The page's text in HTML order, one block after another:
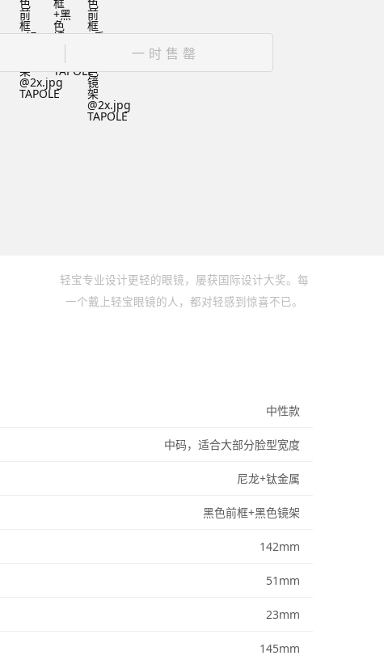
一时售罄
轻宝专业设计更轻的眼镜，屡获国际设计大奖。每
一个戴上轻宝眼镜的人，都对轻感到惊喜不已。
中性款
中码，适合大部分脸型宽度
尼龙+钛金属
黑色前框+黑色镜架
142mm
51 mm
23mm
145mm